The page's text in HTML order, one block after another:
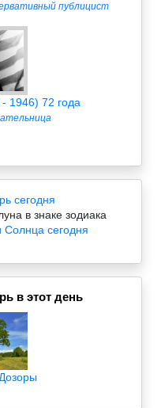
публицист
1946) 72 года
сегодня
в знаке зодиака
сегодня
в этот день